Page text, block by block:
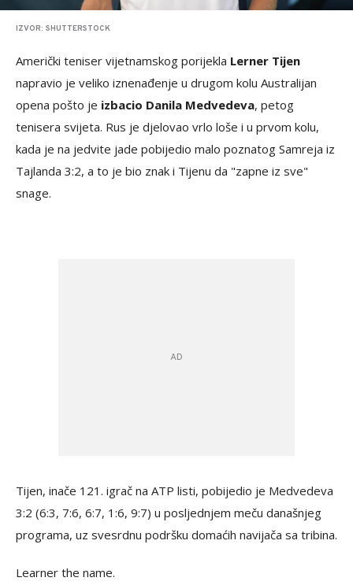
IZVOR: SHUTTERSTOCK
Američki teniser vijetnamskog porijekla Lerner Tijen
napravio je veliko iznenađenje u drugom kolu Australijan
opena pošto je izbacio Danila Medvedeva, petog
tenisera svijeta. Rus je djelovao vrlo loše i u prvom kolu,
kada je na jedvite jade pobijedio malo poznatog Samreja iz
Tajlanda 3:2, a to je bio znak i Tijenu da "zapne iz sve"
snage.
Tijen, inače 121. igrač na ATP listi, pobijedio je Medvedeva
3:2 (6:3, 7:6, 6:7, 1:6, 9:7) u posljednjem meču današnjeg
programa, uz svesrdnu podršku domaćih navijača sa tribina.
Learner the name.